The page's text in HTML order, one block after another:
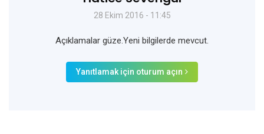
28 Ekim 2016 - 11:45
Açıklamalar güze.Yeni bilgilerde mevcut.
Yanıtlamak için oturum açın